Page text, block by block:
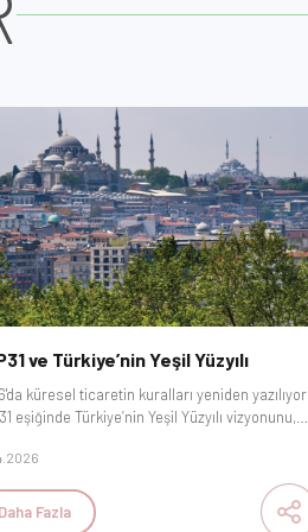
ve Türkiye’nin Yeşil Yüzyılı
küresel ticaretin kuralları yeniden yazılıyor.
eşiğinde Türkiye’nin Yeşil Yüzyılı vizyonunu,
olan 'doğrulanabilir veri disiplini'
başlayın.
Daha Fazla